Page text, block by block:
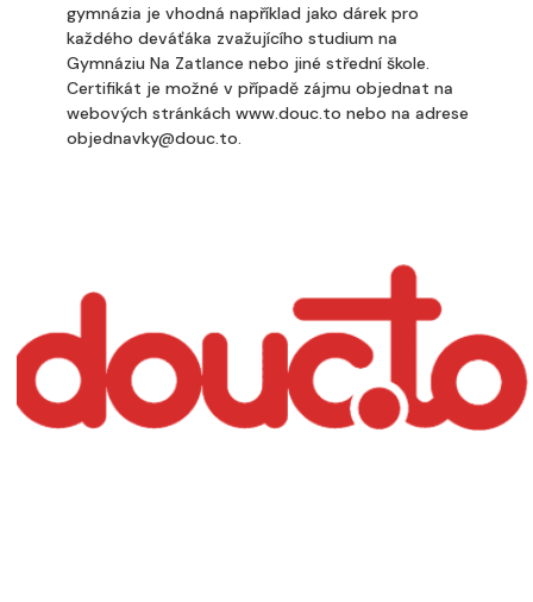
gymnázia je vhodná například jako dárek pro
každého deváťáka zvažujícího studium na
Gymnáziu Na Zatlance nebo jiné střední škole.
Certifikát je možné v případě zájmu objednat na
webových stránkách www.douc.to nebo na adrese
objednavky@douc.to.